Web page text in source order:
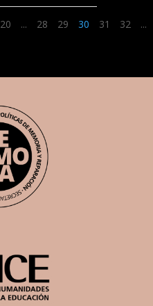
20 ... 28 29 30 31 32 ...